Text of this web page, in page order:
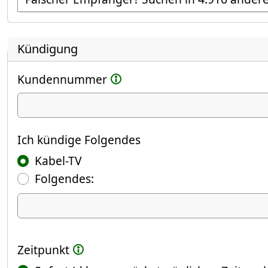
Kündigung
Kundennummer
Ich kündige
Ich kündige Folgendes
Kabel-TV
Folgendes:
Ich kündige Folgendes
Zeitpunkt